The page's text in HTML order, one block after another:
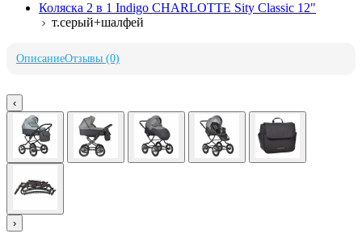
Коляска 2 в 1 Indigo CHARLOTTE Sity Classic 12"
т.серый+шалфей
ОписаниеОтзывы (0)
‹
›